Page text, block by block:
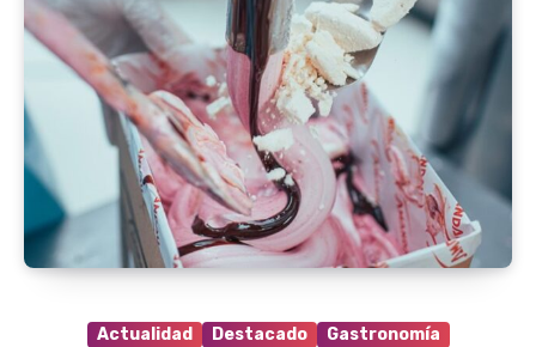
Actualidad Destacado
Gastronomía